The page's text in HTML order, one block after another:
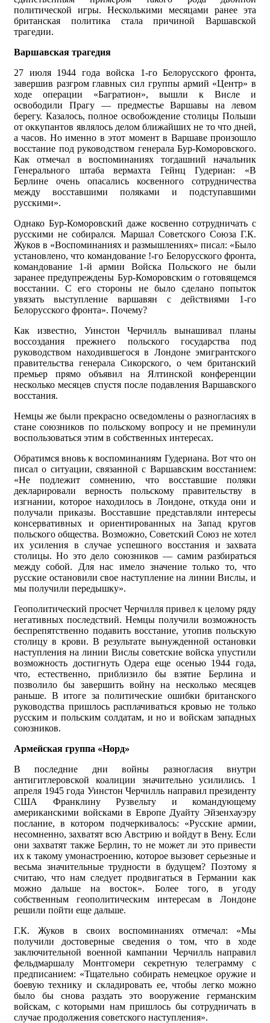
политической игры. Несколькими месяцами ранее эта
британская политика стала причиной Варшавской
трагедии.
Варшавская трагедия
27 июля 1944 года войска 1-го Белорусского фронта,
завершив разгром главных сил группы армий «Центр» в
ходе операции «Багратион», вышли к Висле и
освободили Прагу — предместье Варшавы на левом
берегу. Казалось, полное освобождение столицы Польши
от оккупантов являлось делом ближайших не то что дней,
а часов. Но именно в этот момент в Варшаве произошло
восстание под руководством генерала Бур-Коморовского.
Как отмечал в воспоминаниях тогдашний начальник
Генерального штаба вермахта Гейнц Гудериан: «В
Берлине очень опасались косвенного сотрудничества
между восставшими поляками и подступавшими
русскими».
Однако Бур-Коморовский даже косвенно сотрудничать с
русскими не собирался. Маршал Советского Союза Г.К.
Жуков в «Воспоминаниях и размышлениях» писал: «Было
установлено, что командование !-го Белорусского фронта,
командование 1-й армии Войска Польского не были
заранее предупреждены Бур-Коморовским о готовящемся
восстании. С его стороны не было сделано попыток
увязать выступление варшавян с действиями 1-го
Белорусского фронта». Почему?
Как известно, Уинстон Черчилль вынашивал планы
воссоздания прежнего польского государства под
руководством находившегося в Лондоне эмигрантского
правительства генерала Сикорского, о чем британский
премьер прямо объявил на Ялтинской конференции
несколько месяцев спустя после подавления Варшавского
восстания.
Немцы же были прекрасно осведомлены о разногласиях в
стане союзников по польскому вопросу и не преминули
воспользоваться этим в собственных интересах.
Обратимся вновь к воспоминаниям Гудериана. Вот что он
писал о ситуации, связанной с Варшавским восстанием:
«Не подлежит сомнению, что восставшие поляки
декларировали верность польскому правительству в
изгнании, которое находилось в Лондоне, откуда они и
получали приказы. Восставшие представляли интересы
консервативных и ориентированных на Запад кругов
польского общества. Возможно, Советский Союз не хотел
их усиления в случае успешного восстания и захвата
столицы. Но это дело союзников — самим разбираться
между собой. Для нас имело значение только то, что
русские остановили свое наступление на линии Вислы, и
мы получили передышку».
Геополитический просчет Черчилля привел к целому ряду
негативных последствий. Немцы получили возможность
беспрепятственно подавить восстание, утопив польскую
столицу в крови. В результате вынужденной остановки
наступления на линии Вислы советские войска упустили
возможность достигнуть Одера еще осенью 1944 года,
что, естественно, приблизило бы взятие Берлина и
позволило бы завершить войну на несколько месяцев
раньше. В итоге за политические ошибки британского
руководства пришлось расплачиваться кровью не только
русским и польским солдатам, и но и войскам западных
союзников.
Армейская группа «Норд»
В последние дни войны разногласия внутри
антигитлеровской коалиции значительно усилились. 1
апреля 1945 года Уинстон Черчилль направил президенту
США Франклину Рузвельту и командующему
американскими войсками в Европе Дуайту Эйзенхауэру
послание, в котором подчеркивалось: «Русские армии,
несомненно, захватят всю Австрию и войдут в Вену. Если
они захватят также Берлин, то не может ли это привести
их к такому умонастроению, которое вызовет серьезные и
весьма значительные трудности в будущем? Поэтому я
считаю, что нам следует продвигаться в Германии как
можно дальше на восток». Более того, в угоду
собственным геополитическим интересам в Лондоне
решили пойти еще дальше.
Г.К. Жуков в своих воспоминаниях отмечал: «Мы
получили достоверные сведения о том, что в ходе
заключительной военной кампании Черчилль направил
фельдмаршалу Монтгомери секретную телеграмму с
предписанием: «Тщательно собирать немецкое оружие и
боевую технику и складировать ее, чтобы легко можно
было бы снова раздать это вооружение германским
войскам, с которыми нам пришлось бы сотрудничать в
случае продолжения советского наступления».